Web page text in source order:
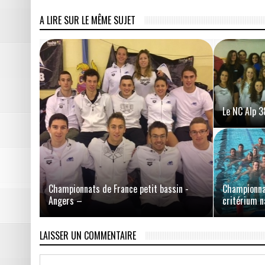
A LIRE SUR LE MÊME SUJET
Championnats de France petit bassin -
Angers –
Le NC Alp
critérium
LAISSER UN COMMENTAIRE